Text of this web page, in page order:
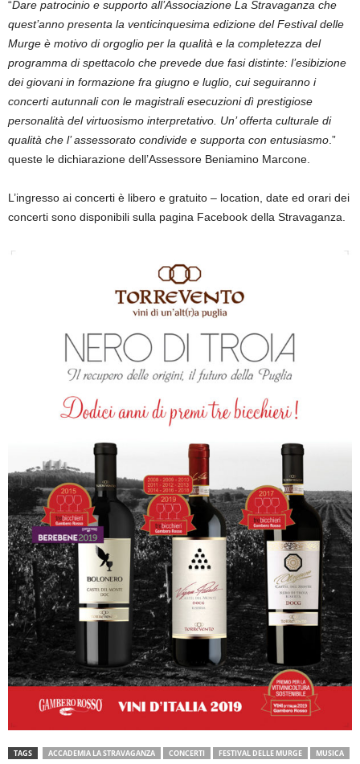
“Dare patrocinio e supporto all’Associazione La Stravaganza che
quest’anno presenta la venticinquesima edizione del Festival delle
Murge è motivo di orgoglio per la qualità e la completezza del
programma di spettacolo che prevede due fasi distinte: l’esibizione
dei giovani in formazione fra giugno e luglio, cui seguiranno i
concerti autunnali con le magistrali esecuzioni dì prestigiose
personalità del virtuosismo interpretativo. Un’ offerta culturale di
qualità che l’ assessorato condivide e supporta con entusiasmo .”
queste le dichiarazione dell’Assessore Beniamino Marcone.
L’ingresso ai concerti è libero e gratuito – location, date ed orari dei
concerti sono disponibili sulla pagina Facebook della Stravaganza.
TAGS ACCADEMIA LA STRAVAGANZA CONCERTI FESTIVAL DELLE MURGE MUSICA